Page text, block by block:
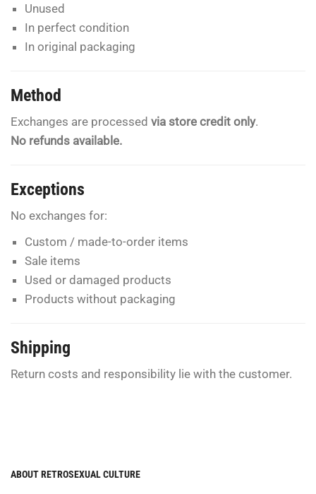
Unused
In perfect condition
In original packaging
Method
Exchanges are processed via store credit only.
No refunds available.
Exceptions
No exchanges for:
Custom / made-to-order items
Sale items
Used or damaged products
Products without packaging
Shipping
Return costs and responsibility lie with the customer.
ABOUT RETROSEXUAL CULTURE